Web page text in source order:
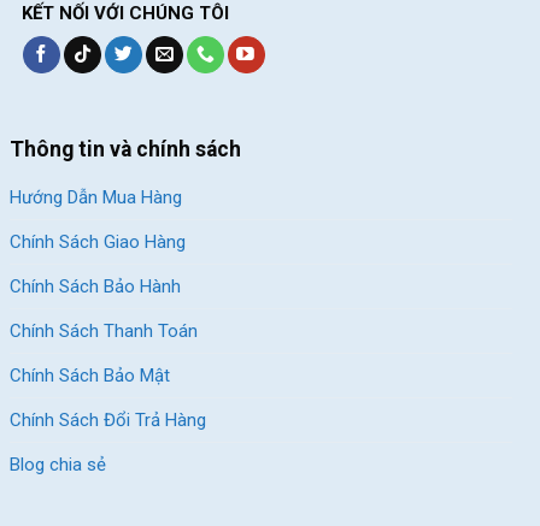
KẾT NỐI VỚI CHÚNG TÔI
Thông tin và chính sách
Hướng Dẫn Mua Hàng
Chính Sách Giao Hàng
Chính Sách Bảo Hành
Chính Sách Thanh Toán
Chính Sách Bảo Mật
Chính Sách Đổi Trả Hàng
Blog chia sẻ